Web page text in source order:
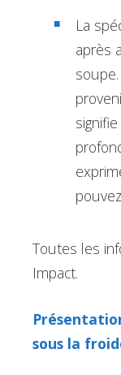
La
après
Toutes les
Impact.
sous la